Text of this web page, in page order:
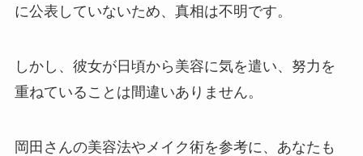
に公表していないため、真相は不明です。
しかし、彼女が日頃から美容に気を遣い、努力を
重ねていることは間違いありません。
岡田さんの美容法やメイク術を参考に、あなたも